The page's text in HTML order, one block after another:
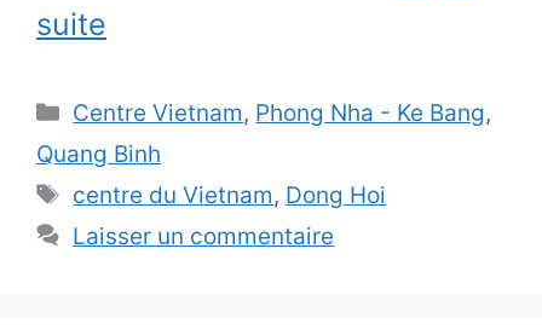
suite
Catégories
Centre Vietnam, Phong Nha - Ke Bang,
Quang Binh
Étiquettes
centre du Vietnam, Dong Hoi
Laisser un commentaire